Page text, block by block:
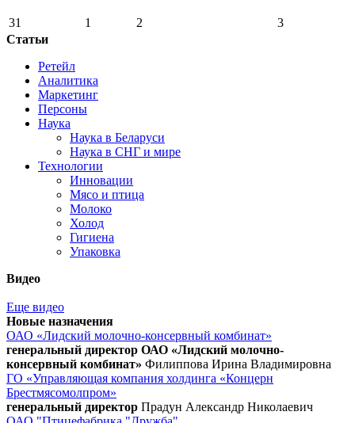
31 1 2
3
Статьи
Ретейл
Аналитика
Маркетинг
Персоны
Наука
Наука в Беларуси
Наука в СНГ и мире
Технологии
Инновации
Мясо и птица
Молоко
Холод
Гигиена
Упаковка
Видео
Еще видео
Новые назначения
ОАО «Лидский молочно-консервный комбинат»
генеральный директор ОАО «Лидский молочно-
консервный комбинат» Филиппова Ирина Владимировна
ГО «Управляющая компания холдинга «Концерн
Брестмясомолпром»
генеральный директор Прадун Александр Николаевич